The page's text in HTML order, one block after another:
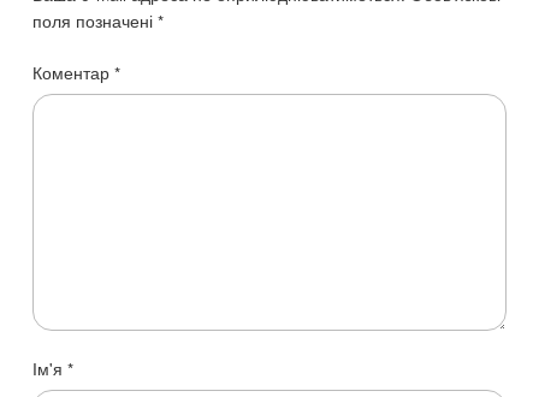
поля позначені*
Коментар*
Ім'я*